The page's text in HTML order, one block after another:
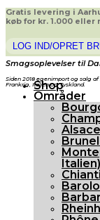
Gratis levering i
køb for kr. 1.000 eller
LOG IND/OPRET
Smagsoplevelser til
Siden 2018 egenimport og salg
Frankrig, Italien og Tyskland.
Shop
Områder
Italien)